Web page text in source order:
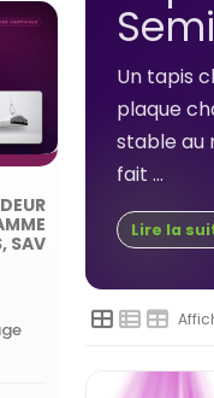
Un tapis
plaque
stable au
fait ...
Lire la
SAV
QUELLE
LED
Publié dans:
Lampe de
horticole